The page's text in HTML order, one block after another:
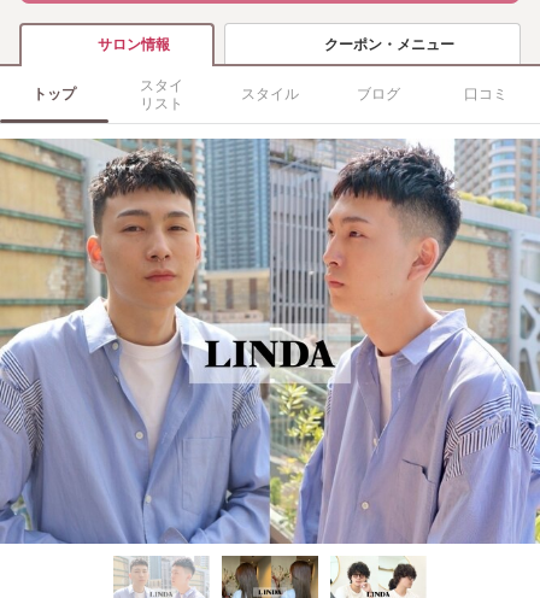
サロン情報 クーポン・メニュー
トップ
スタイ
リスト
スタイル ブログ 口コミ